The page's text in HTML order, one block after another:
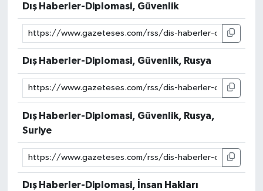
Dış Haberler-Diplomasi, Güvenlik
Dış Haberler-Diplomasi, Güvenlik, Rusya
Dış Haberler-Diplomasi, Güvenlik, Rusya,
Suriye
Dış Haberler-Diplomasi, İnsan Hakları